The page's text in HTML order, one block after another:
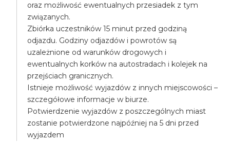
oraz możliwość ewentualnych przesiadek z tym
związanych.
Zbiórka uczestników 15 minut przed godziną
odjazdu. Godziny odjazdów i powrotów są
uzależnione od warunków drogowych i
ewentualnych korków na autostradach i kolejek na
przejściach granicznych.
Istnieje możliwość wyjazdów z innych miejscowości –
szczegółowe informacje w biurze.
Potwierdzenie wyjazdów z poszczególnych miast
zostanie potwierdzone najpóźniej na 5 dni przed
wyjazdem